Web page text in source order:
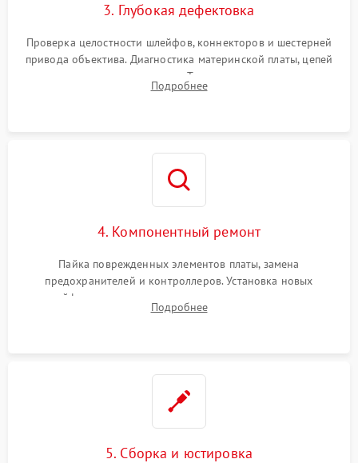
3. Глубокая дефектовка
Проверка целостности шлейфов, коннекторов и шестерней
привода объектива. Диагностика материнской платы, цепей
питания и картоприемника. Тестирование механизма
затвора и блока внутрикамерной стабилизации.
Подробнее
4. Компонентный ремонт
Пайка поврежденных элементов платы, замена
предохранителей и контроллеров. Установка новых
шлейфов, дисплея, механизма затвора или двигателя
автофокуса. Восстановление геометрии тубуса объектива
Подробнее
5. Сборка и юстировка